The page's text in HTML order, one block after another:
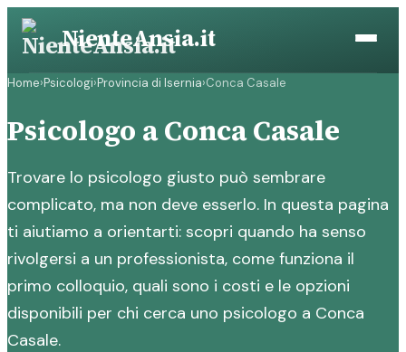
Vai
contenuto
NienteAnsia.it
Home›Psicologi›Provincia di Isernia›Conca Casale
Psicologo a Conca Casale
Trovare lo psicologo giusto può sembrare
complicato, ma non deve esserlo. In questa pagina
ti aiutiamo a orientarti: scopri quando ha senso
rivolgersi a un professionista, come funziona il
primo colloquio, quali sono i costi e le opzioni
disponibili per chi cerca uno psicologo a Conca
Casale.